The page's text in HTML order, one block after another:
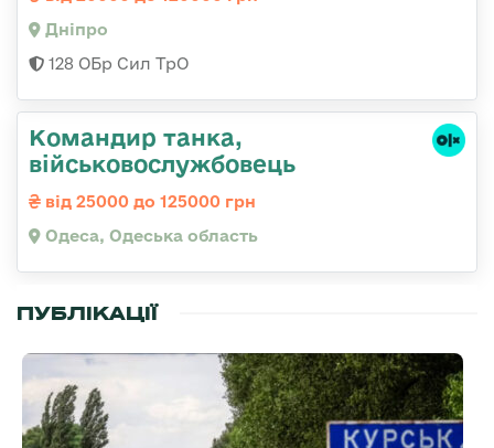
Дніпро
128 ОБр Сил ТрО
Командир танка,
військовослужбовець
від 25000 до 125000 грн
Одеса, Одеська область
ПУБЛІКАЦІЇ